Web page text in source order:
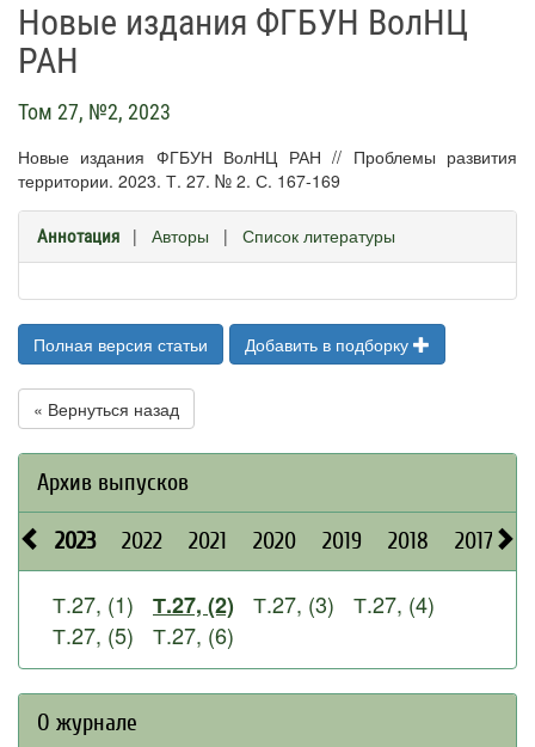
Новые издания ФГБУН ВолНЦ
РАН
Том 27, №2, 2023
Новые издания ФГБУН ВолНЦ РАН // Проблемы развития
территории. 2023. Т. 27. № 2. С. 167-169
Аннотация | Авторы | Список литературы
Полная версия статьи Добавить в подборку
« Вернуться назад
Архив выпусков
2023 2022 2021 2020 2019 2018 2017
Т.27, (1) Т.27, (2) Т.27, (3)
Т.27, (4)
Т.27, (5)
Т.27, (6)
О журнале